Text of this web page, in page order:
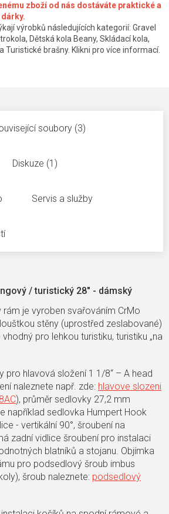
zboží od nás dostáváte praktické a
výrobků následujících kategorií: Gravel
Dětská kola Beany, Skládací kola,
Turistické brašny. Klikni pro více informací.
soubory (3)
Diskuze (1)
Servis a služby
/ turistický 28" - dámský
je vyroben svařováním CrMo
stěny (uprostřed zeslabované)
pro lehkou turistiku, turistiku „na
pro hlavová složení 1 1/8“ – A head
naleznete např. zde: hlavove slozeni
), průměr sedlovky 27,2 mm
například sedlovka Humpert Hook
- vertikální 90°, šroubení na
zadní vidlice šroubení pro instalaci
blatníků a stojanu. Objímka
pro podsedlový šroub imbus
šroub naleznete: podsedlový